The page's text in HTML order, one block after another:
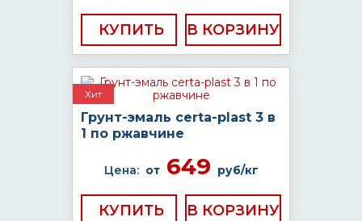
КУПИТЬ
Хит
Грунт-эмаль certa-plast 3 в
1 по ржавчине
Цена: от649 руб/кг
КУПИТЬ